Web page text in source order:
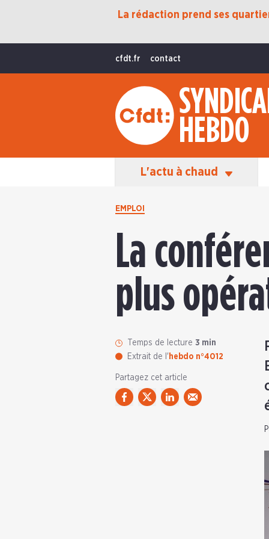
La rédaction prend ses
cfdt.fr contact
HEBDO
L'actu à chaud
Protection Sociale
International
La Vie De La CFDT
Les Équipes En Action
EMPLOI
La
plus
Temps de lecture 3 min
Extrait de l' hebdo n°4012
Partagez cet article